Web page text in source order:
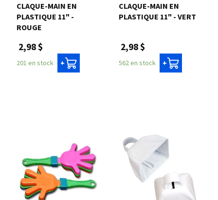
CLAQUE-MAIN EN
PLASTIQUE 11" -
ROUGE
2,98 $
201 en stock +
CLAQUE-MAIN EN
PLASTIQUE 11" - VERT
2,98 $
562 en stock +